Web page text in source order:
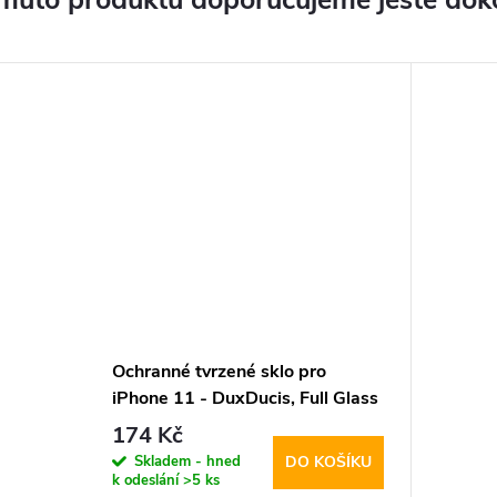
Ochranné tvrzené sklo pro
iPhone 11 - DuxDucis, Full Glass
Black
174 Kč
Skladem - hned
k odeslání>5 ks
DO KOŠÍKU